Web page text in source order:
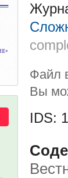
Файл
Вы
IDS: